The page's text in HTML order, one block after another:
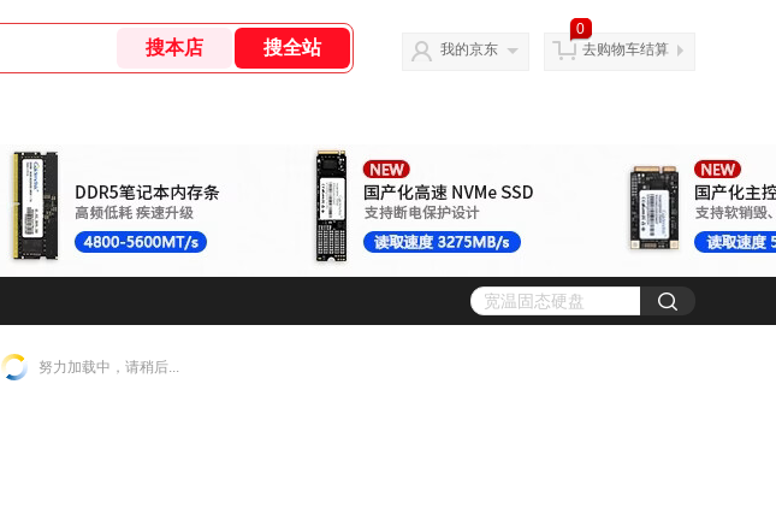
我的京东
0
去购物车结算
努力加载中，请稍后...